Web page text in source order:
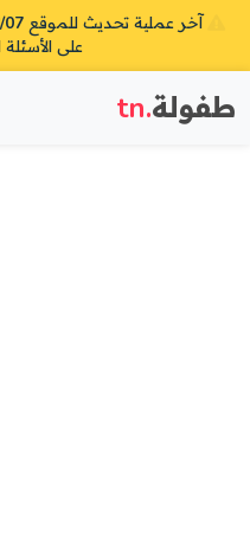
آخر عملية تحديث للموقع 2026/
على الأسئلة
طفولة.tn